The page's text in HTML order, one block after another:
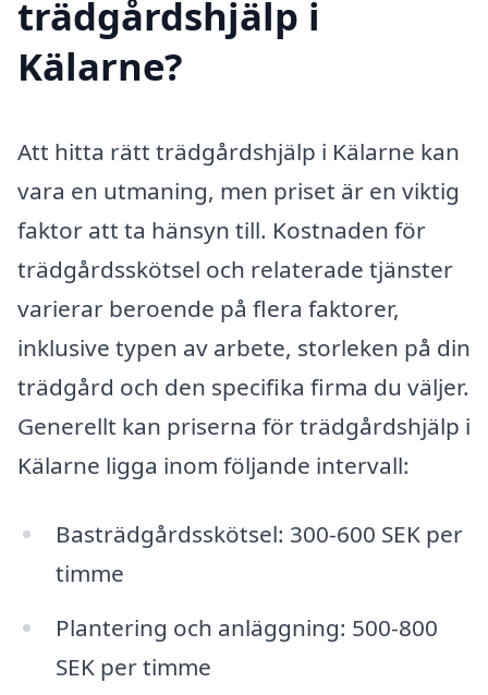
trädgårdshjälp i
Kälarne?
Att hitta rätt trädgårdshjälp i Kälarne kan
vara en utmaning, men priset är en viktig
faktor att ta hänsyn till. Kostnaden för
trädgårdsskötsel och relaterade tjänster
varierar beroende på flera faktorer,
inklusive typen av arbete, storleken på din
trädgård och den specifika firma du väljer.
Generellt kan priserna för trädgårdshjälp i
Kälarne ligga inom följande intervall:
Basträdgårdsskötsel: 300-600 SEK per
timme
Plantering och anläggning: 500-800
SEK per timme